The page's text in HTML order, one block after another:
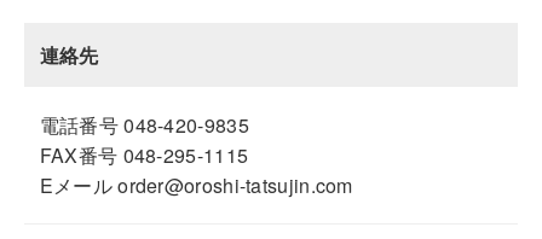
連絡先
電話番号 048-420-9835
FAX番号 048-295-1115
Eメール order@oroshi-tatsujin.com